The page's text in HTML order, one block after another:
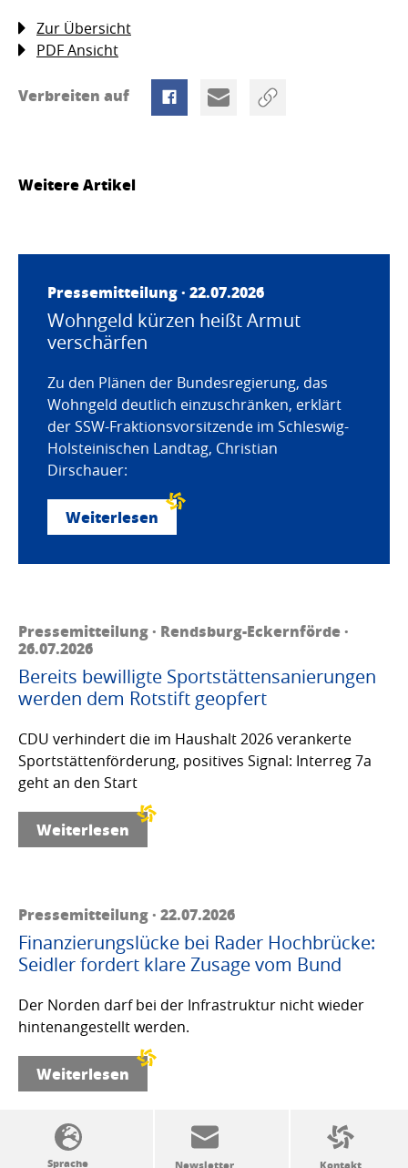
Zur Übersicht
PDF Ansicht
Verbreiten auf
Weitere Artikel
Pressemitteilung · 22.07.2026
Wohngeld kürzen heißt Armut
verschärfen
Zu den Plänen der Bundesregierung, das
Wohngeld deutlich einzuschränken, erklärt
der SSW-Fraktionsvorsitzende im Schleswig-
Holsteinischen Landtag, Christian
Dirschauer:
Weiterlesen
Pressemitteilung · Rendsburg-Eckernförde ·
26.07.2026
Bereits bewilligte Sportstättensanierungen
werden dem Rotstift geopfert
CDU verhindert die im Haushalt 2026 verankerte
Sportstättenförderung, positives Signal: Interreg 7a
geht an den Start
Weiterlesen
Pressemitteilung · 22.07.2026
Finanzierungslücke bei Rader Hochbrücke:
Seidler fordert klare Zusage vom Bund
Der Norden darf bei der Infrastruktur nicht wieder
hintenangestellt werden.
Weiterlesen
SSW-Politik von A bis Z